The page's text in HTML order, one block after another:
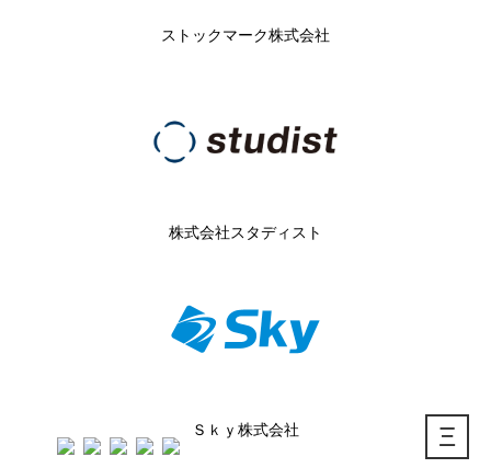
ストックマーク株式会社
株式会社スタディスト
Ｓｋｙ株式会社 Ξ